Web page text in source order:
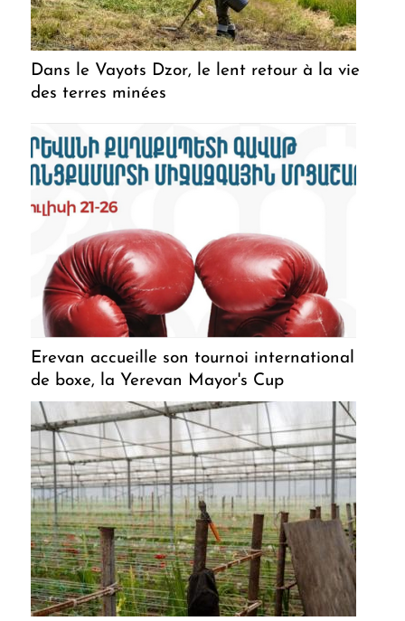
Dans le Vayots Dzor, le lent retour à la vie
des terres minées
Erevan accueille son tournoi international
de boxe, la Yerevan Mayor's Cup